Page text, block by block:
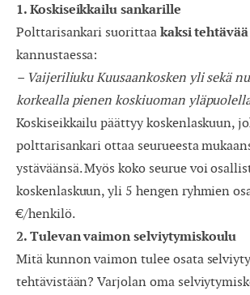
1. Koskiseikkailu sankarille
Polttarisankari suorittaakaksi tehtävää
kannustaessa:
– Vaijeriliuku Kuusaankosken yli sekä
korkealla pienen koskiuoman
Koskiseikkailu päättyy koskenlaskuun,
polttarisankari ottaa seurueesta
ystäväänsä. Myös koko seurue voi
koskenlaskuun, yli 5 hengen ryhmien
€/henkilö.
2. Tulevan vaimon selviytymiskoulu
Mitä kunnon vaimon tulee osata
tehtävistään? Varjolan oma